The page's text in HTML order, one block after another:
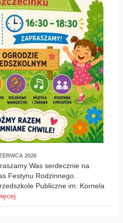
2026
Was serdecznie na
Festynu Rodzinnego.
Publiczne im. Kornela